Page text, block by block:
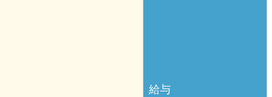
給与